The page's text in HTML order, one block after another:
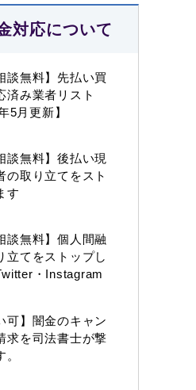
対応について
談無料】先払い買
済み業者リスト
5月更新】
談無料】後払い現
の取り立てをスト
す
談無料】個人間融
立てをストップし
・Instagram
可】闇金のキャン
求を司法書士が撃